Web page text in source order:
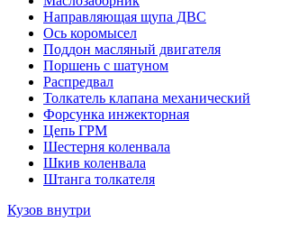
Направляющая щупа ДВС
Ось коромысел
Поддон масляный двигателя
Поршень с шатуном
Распредвал
Толкатель клапана механический
Форсунка инжекторная
Цепь ГРМ
Шестерня коленвала
Шкив коленвала
Штанга толкателя
Кузов внутри